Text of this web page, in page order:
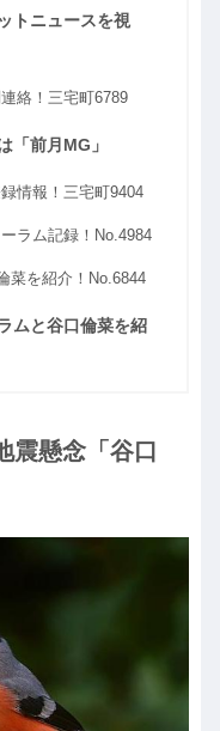
トニュースを視
絡！三宅町6789
「前月MG」
情報！三宅町9404
ラム記録！No.4984
菜を紹介！No.6844
ムと谷口倫菜を紹
震懸念「谷口